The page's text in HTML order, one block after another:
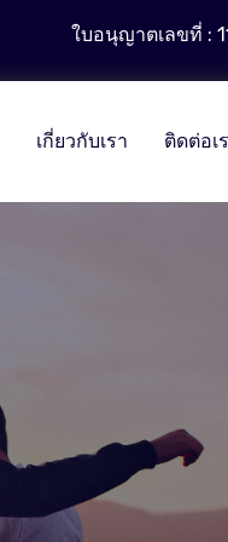
ใบอนุญาตเลขที่ :
เกี่ยวกับเรา ติดต่อเ